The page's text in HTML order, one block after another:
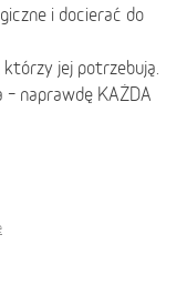
i docierać do
jej potrzebują.
naprawdę KAŻDA